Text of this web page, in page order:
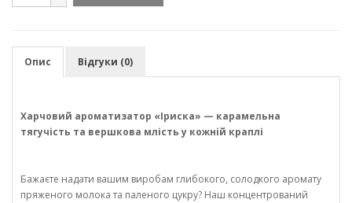
Опис Відгуки (0)
Харчовий ароматизатор «Іриска» — карамельна
тягучість та вершкова млість у кожній краплі
Бажаєте надати вашим виробам глибокого, солодкого аромату
пряженого молока та паленого цукру? Наш концентрований